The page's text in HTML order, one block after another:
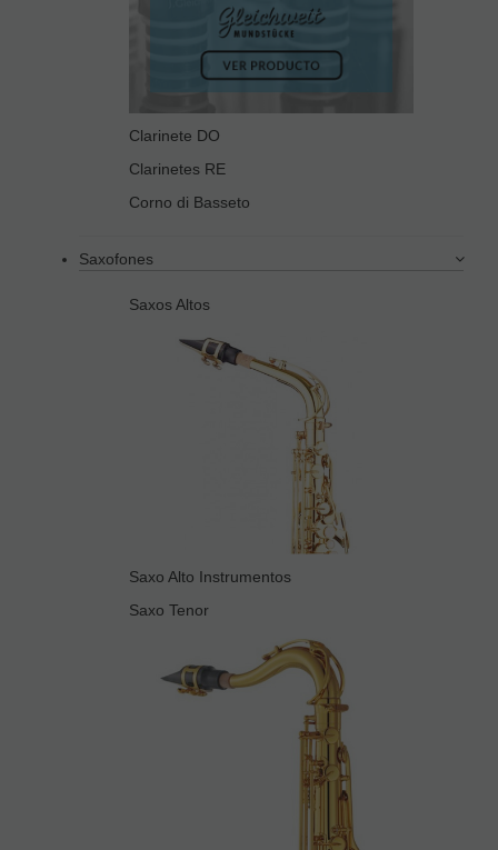
Clarinete DO
Clarinetes RE
Corno di Basseto
Saxofones
Saxos Altos
Saxo Alto Instrumentos
Saxo Tenor